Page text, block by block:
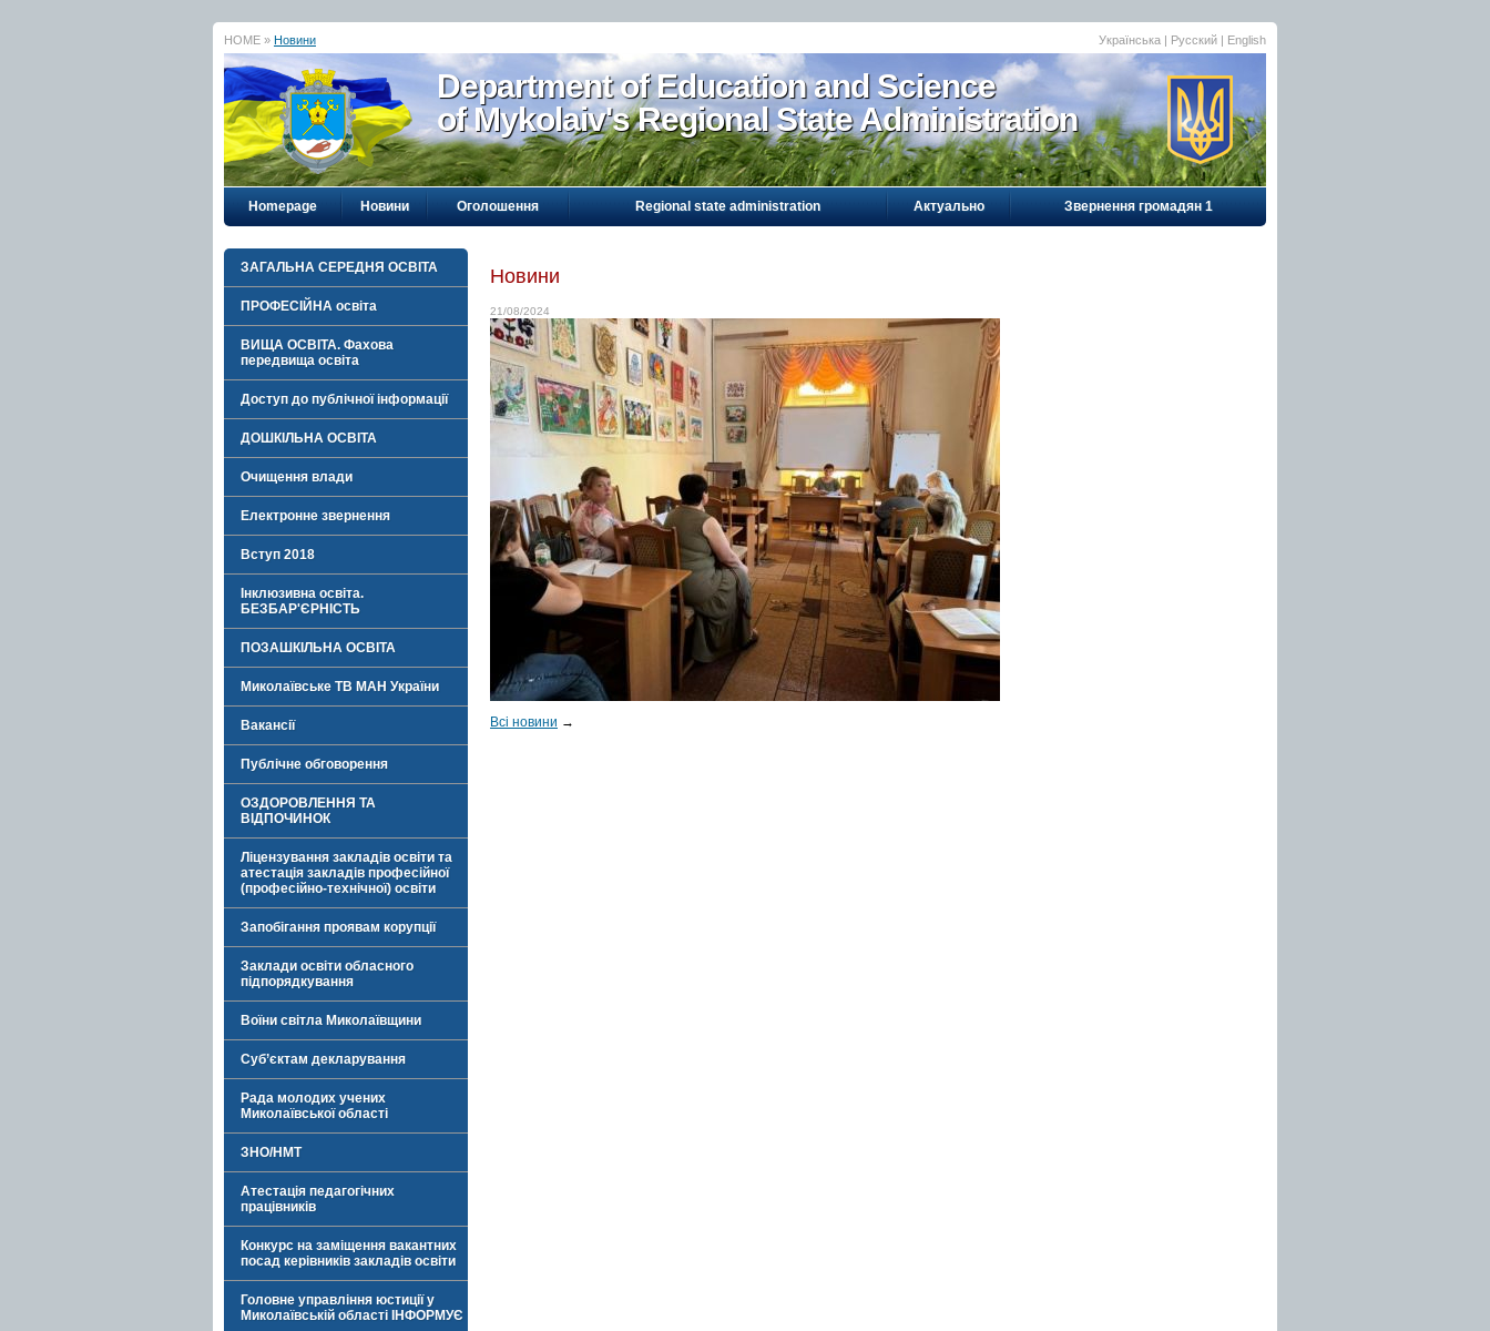
HOME » Новини Українська | Русский | English
Department of Education and Science
of Mykolaiv's Regional State Administration
Homepage Новини Оголошення Regional state administration Актуально Звернення громадян 1
ЗАГАЛЬНА СЕРЕДНЯ ОСВІТА
ПРОФЕСІЙНА освіта
ВИЩА ОСВІТА. Фахова
передвища освіта
Доступ до публічної інформації
ДОШКІЛЬНА ОСВІТА
Очищення влади
Електронне звернення
Вступ 2018
Інклюзивна освіта.
БЕЗБАР'ЄРНІСТЬ
ПОЗАШКІЛЬНА ОСВІТА
Миколаївське ТВ МАН України
Вакансії
Публічне обговорення
ОЗДОРОВЛЕННЯ ТА
ВІДПОЧИНОК
Ліцензування закладів освіти та
атестація закладів професійної
(професійно-технічної) освіти
Запобігання проявам корупції
Заклади освіти обласного
підпорядкування
Воїни світла Миколаївщини
Суб’єктам декларування
Рада молодих учених
Миколаївської області
ЗНО/НМТ
Атестація педагогічних
працівників
Конкурс на заміщення вакантних
посад керівників закладів освіти
Головне управління юстиції у
Миколаївській області ІНФОРМУЄ
Новини
21/08/2024
Всі новини →